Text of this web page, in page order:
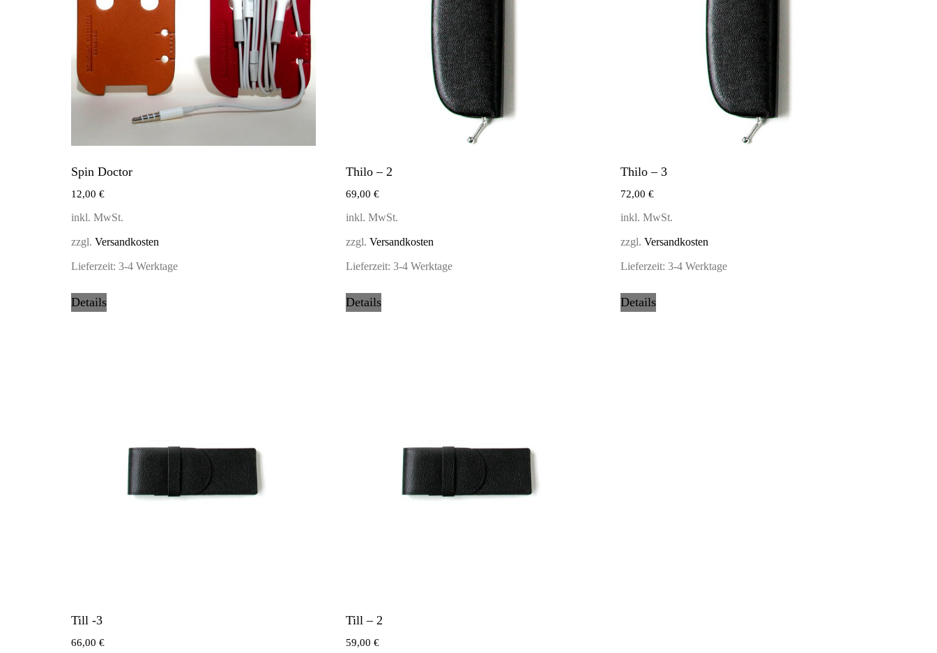
Spin Doctor
12,00 €
inkl. MwSt.
zzgl. Versandkosten
Lieferzeit: 3-4 Werktage
Details
Thilo – 2
69,00 €
inkl. MwSt.
zzgl. Versandkosten
Lieferzeit: 3-4 Werktage
Details
Thilo – 3
72,00 €
inkl. MwSt.
zzgl. Versandkosten
Lieferzeit: 3-4 Werktage
Details
Till -3
66,00 €
Till – 2
59,00 €